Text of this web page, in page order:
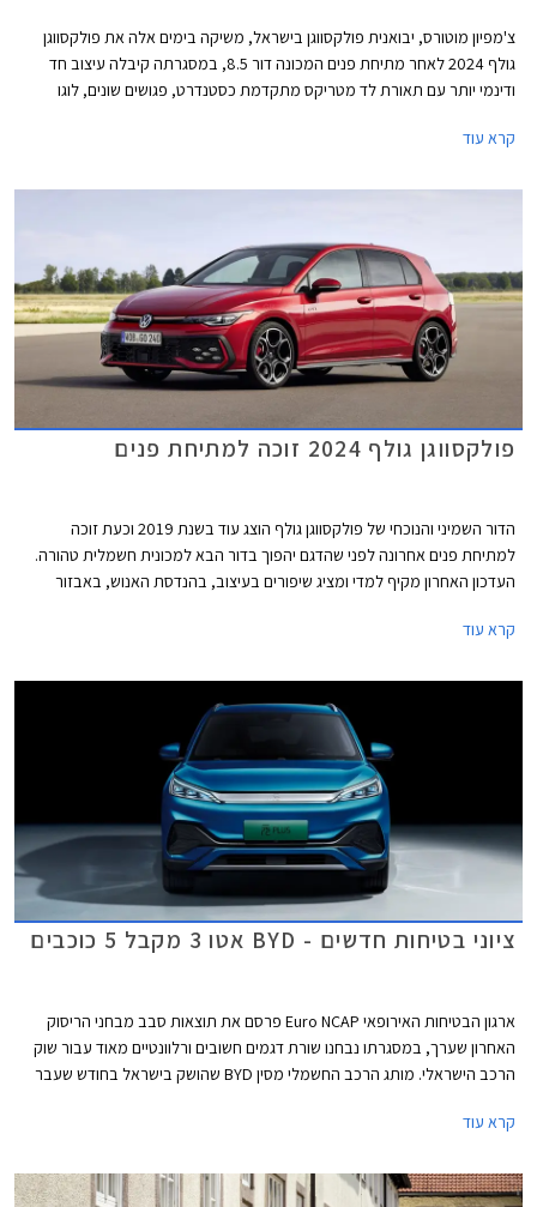
צ'מפיון מוטורס, יבואנית פולקסווגן בישראל, משיקה בימים אלה את פולקסווגן
גולף 2024 לאחר מתיחת פנים המכונה דור 8.5, במסגרתה קיבלה עיצוב חד
ודינמי יותר עם תאורת לד מטריקס מתקדמת כסטנדרט, פגושים שונים, לוגו
אינץ' עם ממשק נוח יותר לתפעול ואפשרויות התאמה אישית. בנוסף עודכן היצע
משמעותית ביחס לדגם הקודם ועומד על החל מ- 169,900 ₪.
קרא עוד
פולקסווגן גולף 2024 זוכה למתיחת פנים
הדור השמיני והנוכחי של פולקסווגן גולף הוצג עוד בשנת 2019 וכעת זוכה
למתיחת פנים אחרונה לפני שהדגם יהפוך בדור הבא למכונית חשמלית טהורה.
העדכון האחרון מקיף למדי ומציג שיפורים בעיצוב, בהנדסת האנוש, באבזור
מוותרת על תיבת ההילוכים הידנית עקב תקנות זיהום האוויר המחמירות בתקן
קרא עוד
ציוני בטיחות חדשים - BYD אטו 3 מקבל 5 כוכבים
ארגון הבטיחות האירופאי Euro NCAP פרסם את תוצאות סבב מבחני הריסוק
האחרון שערך, במסגרתו נבחנו שורת דגמים חשובים ורלוונטיים מאוד עבור שוק
הרכב הישראלי. מותג הרכב החשמלי מסין BYD שהושק בישראל בחודש שעבר
קרא עוד